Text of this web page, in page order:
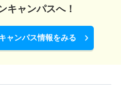
キャンパスへ！
ャンパス情報をみる